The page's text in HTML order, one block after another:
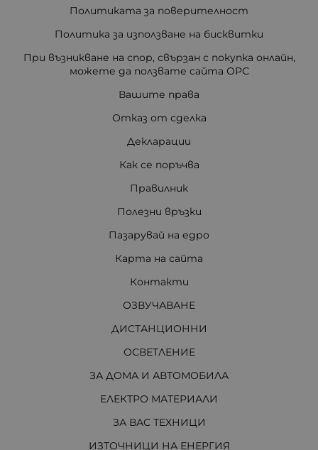
Политиката за поверителност
Политика за използване на бисквитки
При възникване на спор, свързан с покупка онлайн,
можете да ползвате сайта ОРС
Вашите права
Отказ от сделка
Декларации
Как се поръчва
Правилник
Полезни връзки
Пазарувай на едро
Карта на сайта
Контакти
ОЗВУЧАВАНЕ
ДИСТАНЦИОННИ
ОСВЕТЛЕНИЕ
ЗА ДОМА И АВТОМОБИЛА
ЕЛЕКТРО МАТЕРИАЛИ
ЗА ВАС ТЕХНИЦИ
ИЗТОЧНИЦИ НА ЕНЕРГИЯ